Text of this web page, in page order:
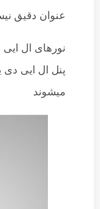
عنوان دقیق
نورهای ال
پنل ال ایی دی
میشوند